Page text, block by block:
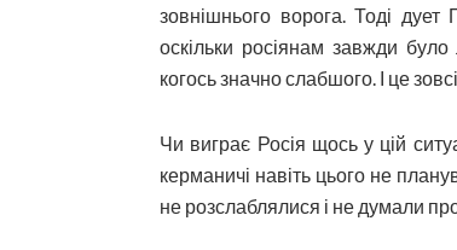
зовнішнього ворога. Тоді
оскільки росіянам завжди
когось значно слабшого. І це
Чи виграє Росія щось у цій
керманичі навіть цього не
не розслаблялися і не думали